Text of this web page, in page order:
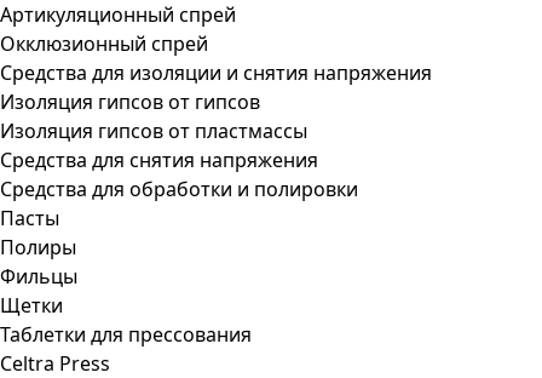
Артикуляционный спрей
Окклюзионный спрей
Средства для изоляции и снятия напряжения
Изоляция гипсов от гипсов
Изоляция гипсов от пластмассы
Средства для снятия напряжения
Средства для обработки и полировки
Пасты
Полиры
Фильцы
Щетки
Таблетки для прессования
Celtra Press